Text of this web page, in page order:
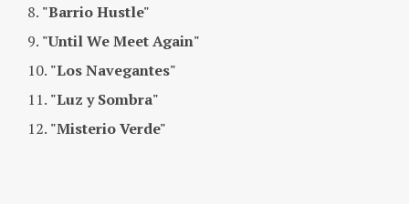
"Barrio Hustle"
"Until We Meet Again"
"Los Navegantes"
"Luz y Sombra"
"Misterio Verde"